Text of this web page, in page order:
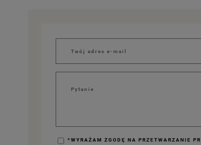
*WYRAŻAM ZGODĘ NA PRZETWARZANIE